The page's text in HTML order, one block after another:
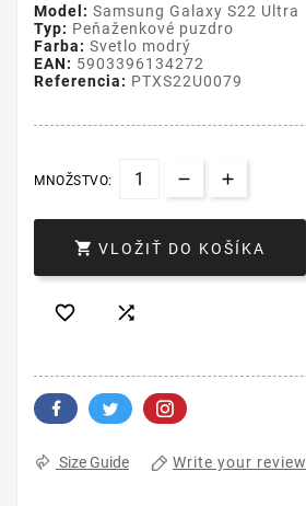
Model: Samsung Galaxy S22 Ultra
Typ: Peňaženkové puzdro
Farba: Svetlo modrý
EAN: 5903396134272
Referencia: PTXS22U0079
MNOŽSTVO:
 VLOŽIŤ DO KOŠÍKA
 
Size Guide Write your review